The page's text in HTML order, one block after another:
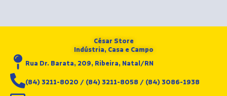
César Store
Indústria, Casa e Campo
Rua Dr. Barata, 209, Ribeira, Natal/RN
(84) 3211-8020 / (84) 3211-8058 / (84) 3086-1938